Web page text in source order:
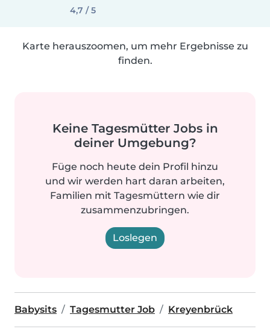
4,7 / 5
Karte herauszoomen, um mehr Ergebnisse zu
finden.
Keine Tagesmütter Jobs in
deiner Umgebung?
Füge noch heute dein Profil hinzu
und wir werden hart daran arbeiten,
Familien mit Tagesmüttern wie dir
zusammenzubringen.
Loslegen
Babysits Tagesmutter Job Kreyenbrück